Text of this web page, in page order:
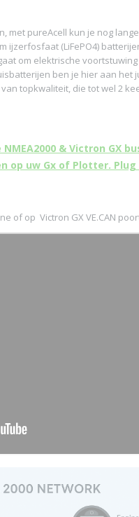
met pureAcell kun je nog
ijzerfosfaat (LiFePO4)
om elektrische
ben je hier aan het
topkwaliteit, die tot wel 2
& Victron GX
op uw Gx of Plotter. Plug
of op Victron GX VE.CAN